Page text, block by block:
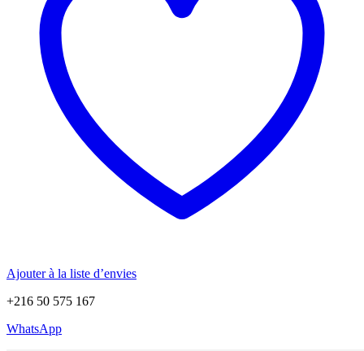
Ajouter à la liste d’envies
+216 50 575 167
WhatsApp